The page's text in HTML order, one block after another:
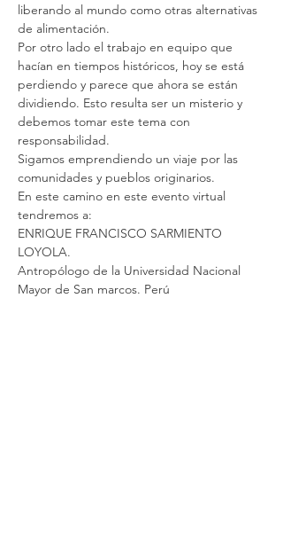
liberando al mundo como otras alternativas
de alimentación.
Por otro lado el trabajo en equipo que
hacían en tiempos históricos, hoy se está
perdiendo y parece que ahora se están
dividiendo. Esto resulta ser un misterio y
debemos tomar este tema con
responsabilidad.
Sigamos emprendiendo un viaje por las
comunidades y pueblos originarios.
En este camino en este evento virtual
tendremos a:
ENRIQUE FRANCISCO SARMIENTO
LOYOLA.
Antropólogo de la Universidad Nacional
Mayor de San marcos. Perú